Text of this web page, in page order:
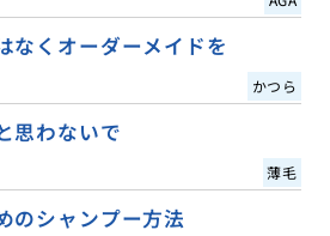
なくオーダーメイドを
かつら
思わないで
薄毛
のシャンプー方法